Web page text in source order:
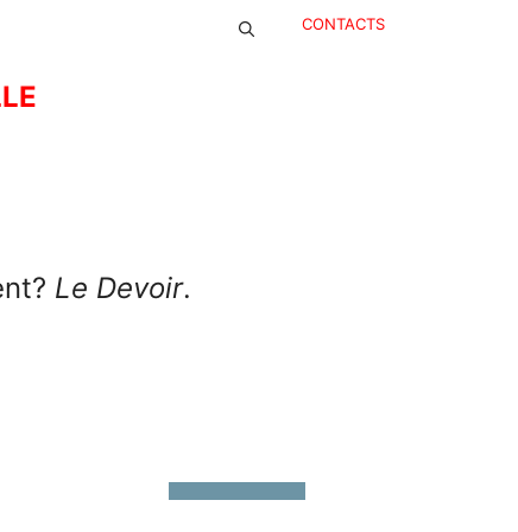
CONTACTS
Le Devoir.